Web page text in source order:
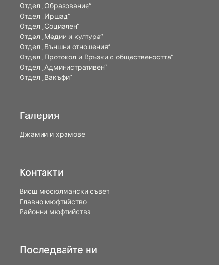
Отдел „Образование“
Отдел „Иршад“
Отдел „Социален“
Отдел „Медии и култура“
Отдел „Външни отношения”
Oтдел „Протокол и Връзки с обществеността“
Отдел „Административен“
Отдел „Вакъфи“
Галерия
Джамии и храмове
Контакти
Висш мюсюлмански съвет
Главно мюфтийство
Районни мюфтийства
Последвайте ни